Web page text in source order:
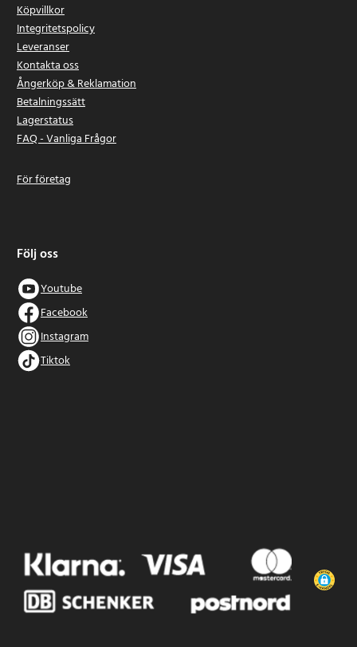
Köpvillkor
Integritetspolicy
Leveranser
Kontakta oss
Ångerköp & Reklamation
Betalningssätt
Lagerstatus
FAQ - Vanliga Frågor
För företag
Följ oss
Youtube
Facebook
Instagram
Tiktok